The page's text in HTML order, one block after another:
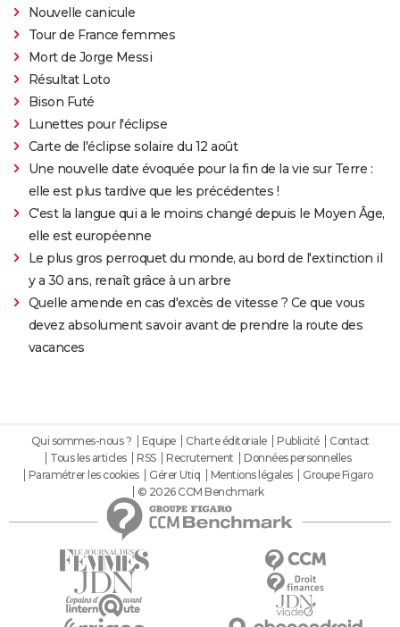
Nouvelle canicule
Tour de France femmes
Mort de Jorge Messi
Résultat Loto
Bison Futé
Lunettes pour l'éclipse
Carte de l'éclipse solaire du 12 août
Une nouvelle date évoquée pour la fin de la vie sur Terre :
elle est plus tardive que les précédentes !
C'est la langue qui a le moins changé depuis le Moyen Âge,
elle est européenne
Le plus gros perroquet du monde, au bord de l'extinction il
y a 30 ans, renaît grâce à un arbre
Quelle amende en cas d'excès de vitesse ? Ce que vous
devez absolument savoir avant de prendre la route des
vacances
Qui sommes-nous ? Equipe Charte éditoriale Publicité
Contact
Tous les articles
RSS Recrutement
Données personnelles
Paramétrer les cookies
Gérer Utiq Mentions légales
Groupe Figaro
© 2026 CCM Benchmark